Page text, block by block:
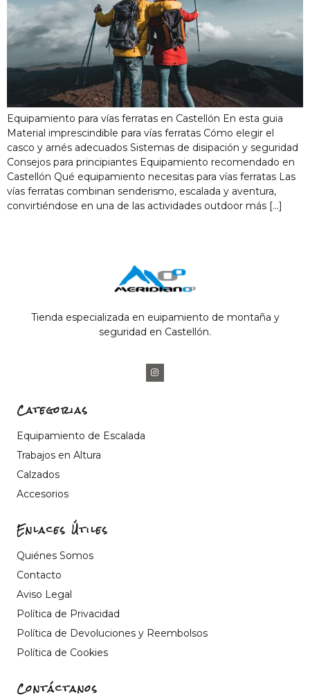
Equipamiento para vías ferratas en Castellón En esta guia
Material imprescindible para vías ferratas Cómo elegir el
casco y arnés adecuados Sistemas de disipación y seguridad
Consejos para principiantes Equipamiento recomendado en
Castellón Qué equipamiento necesitas para vías ferratas Las
vías ferratas combinan senderismo, escalada y aventura,
convirtiéndose en una de las actividades outdoor más […]
Tienda especializada en euipamiento de montaña y
seguridad en Castellón.
Categorias
Equipamiento de Escalada
Trabajos en Altura
Calzados
Accesorios
Enlaces Útiles
Quiénes Somos
Contacto
Aviso Legal
Política de Privacidad
Política de Devoluciones y Reembolsos
Política de Cookies
Contáctanos